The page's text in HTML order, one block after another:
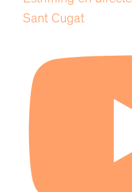
Sant Cugat